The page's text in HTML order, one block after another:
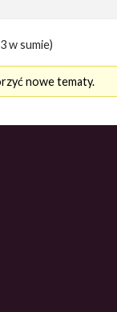
w sumie)
nowe tematy.